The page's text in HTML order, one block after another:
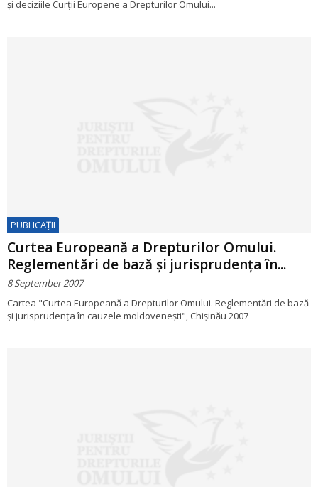
şi deciziile Curţii Europene a Drepturilor Omului...
PUBLICAŢII
Curtea Europeană a Drepturilor Omului.
Reglementări de bază şi jurisprudenţa în...
8 September 2007
Cartea "Curtea Europeană a Drepturilor Omului. Reglementări de bază
şi jurisprudenţa în cauzele moldoveneşti", Chişinău 2007